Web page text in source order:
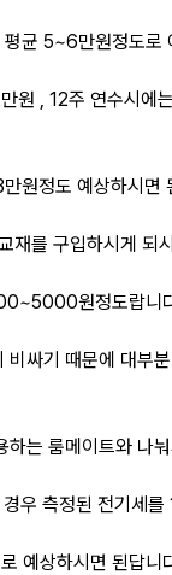
균 5~6만원정도로
원 , 12주 연수시에
원정도 예상하시면
재를 구입하시게
원정도랍니
비싸기 때문에 대부
하는 룸메이트와 나
우 측정된 전기세를
예상하시면 된답니